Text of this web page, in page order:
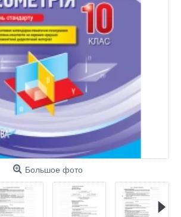
Большое фото